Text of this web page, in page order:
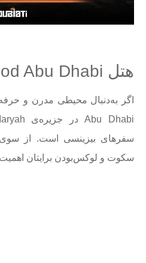
هتل Rosewood Abu Dhabi
سفرهای بیزینسی است. از سوی
سکوت و لوکس‌بودن برایتان اهمیت